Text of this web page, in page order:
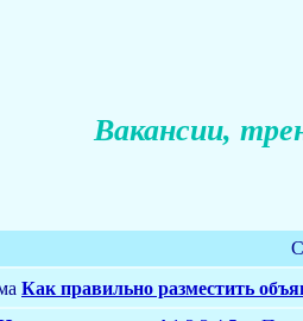
Вакансии,
Как правильно разместить